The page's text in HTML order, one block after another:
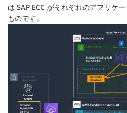
は SAP ECC がそれぞれのアプリケ
ものです。